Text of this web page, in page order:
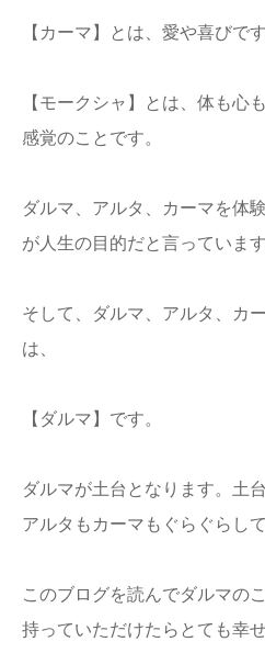
【カーマ】とは、愛や喜びです
【モークシャ】とは、体も心
感覚のことです。
ダルマ、アルタ、カーマを体
が人生の目的だと言っています
そして、ダルマ、アルタ、カ
は、
【ダルマ】です。
ダルマが土台となります。土
アルタもカーマもぐらぐらし
このブログを読んでダルマの
持っていただけたらとても幸